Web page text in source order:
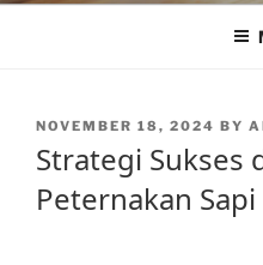
POSTED
NOVEMBER 18, 2024 BY
Strategi Sukses
Peternakan